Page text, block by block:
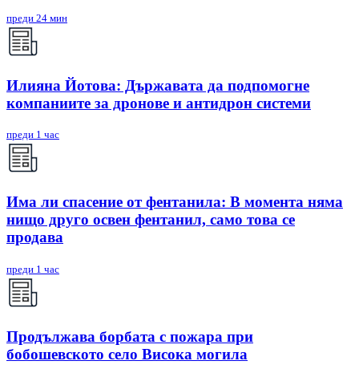
преди 24 мин
Илияна Йотова: Държавата да подпомогне
компаниите за дронове и антидрон системи
преди 1 час
Има ли спасение от фентанила: В момента няма
нищо друго освен фентанил, само това се
продава
преди 1 час
Продължава борбата с пожара при
бобошевското село Висока могила